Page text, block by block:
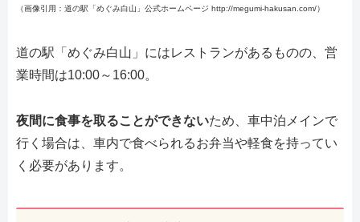
（画像引用：道の駅「めぐみ白山」公式ホームページ http://megumi-hakusan.com/）
道の駅「めぐみ白山」にはレストランがあるものの、営
業時間は10:00～16:00。
夜間に食事を取ることができないため、車中泊メインで
行く場合は、車内で食べられるお弁当や軽食を持ってい
く必要があります。